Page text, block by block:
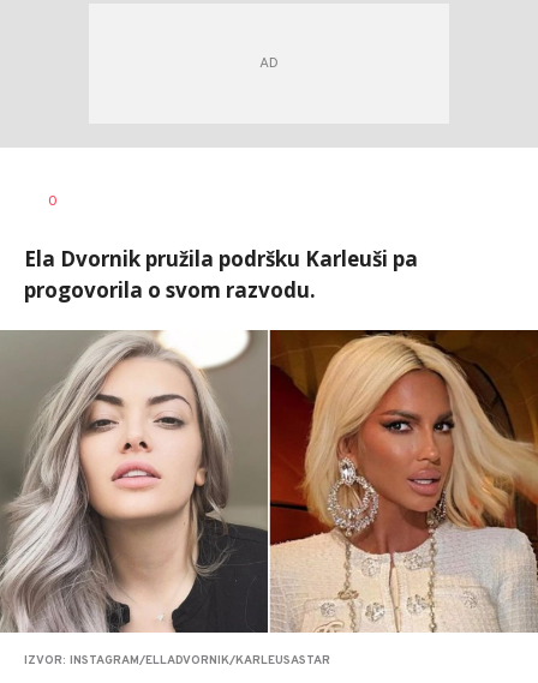
0
Ela Dvornik pružila podršku Karleuši pa
progovorila o svom razvodu.
IZVOR: INSTAGRAM/ELLADVORNIK/KARLEUSASTAR